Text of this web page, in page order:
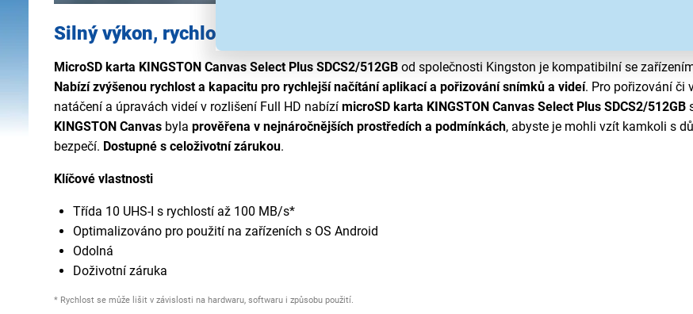
Silný výkon, rychlost a odolnost
MicroSD karta KINGSTON Canvas Select Plus SDCS2/512GB od společnosti Kingston je kompatibilní se
Nabízí zvýšenou rychlost a kapacitu pro rychlejší načítání aplikací a pořizování snímků a videí. Pro pořizování či
natáčení a úpravách videí v rozlišení Full HD nabízí microSD karta KINGSTON Canvas Select Plus SDCS2/512GB
KINGSTON Canvas byla prověřena v nejnáročnějších prostředích a podmínkách, abyste je mohli vzít kamkoli s
bezpečí. Dostupné s celoživotní zárukou.
Klíčové vlastnosti
Třída 10 UHS-I s rychlostí až 100 MB/s*
Optimalizováno pro použití na zařízeních s OS Android
Odolná
Doživotní záruka
* Rychlost se může lišit v závislosti na hardwaru, softwaru i způsobu použití.